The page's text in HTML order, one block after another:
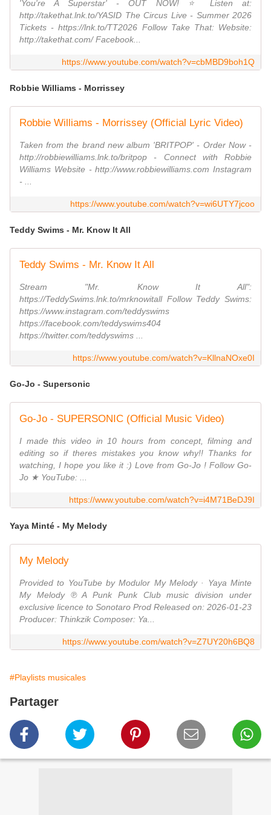
'You're A Superstar' - OUT NOW! ⭐️ Listen at:
http://takethat.lnk.to/YASID The Circus Live - Summer 2026
Tickets - https://lnk.to/TT2026 Follow Take That: Website:
http://takethat.com/ Facebook...
https://www.youtube.com/watch?v=cbMBD9boh1Q
Robbie Williams - Morrissey
Robbie Williams - Morrissey (Official Lyric Video)
Taken from the brand new album 'BRITPOP' - Order Now -
http://robbiewilliams.lnk.to/britpop - Connect with Robbie
Williams Website - http://www.robbiewilliams.com Instagram
- ...
https://www.youtube.com/watch?v=wi6UTY7jcoo
Teddy Swims - Mr. Know It All
Teddy Swims - Mr. Know It All
Stream "Mr. Know It All":
https://TeddySwims.lnk.to/mrknowitall Follow Teddy Swims:
https://www.instagram.com/teddyswims
https://facebook.com/teddyswims404
https://twitter.com/teddyswims ...
https://www.youtube.com/watch?v=KllnaNOxe0I
Go-Jo - Supersonic
Go-Jo - SUPERSONIC (Official Music Video)
I made this video in 10 hours from concept, filming and
editing so if theres mistakes you know why!! Thanks for
watching, I hope you like it :) Love from Go-Jo ! Follow Go-
Jo ★ YouTube: ...
https://www.youtube.com/watch?v=i4M71BeDJ9I
Yaya Minté - My Melody
My Melody
Provided to YouTube by Modulor My Melody · Yaya Minte
My Melody ℗ A Punk Punk Club music division under
exclusive licence to Sonotaro Prod Released on: 2026-01-23
Producer: Thinkzik Composer: Ya...
https://www.youtube.com/watch?v=Z7UY20h6BQ8
#Playlists musicales
Partager